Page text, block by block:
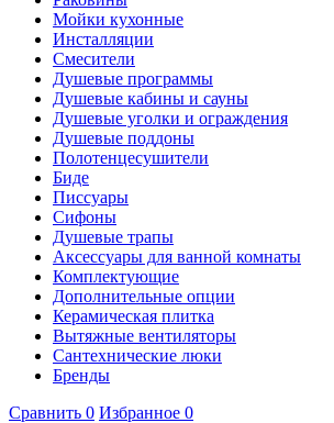
Мойки кухонные
Инсталляции
Смесители
Душевые программы
Душевые кабины и сауны
Душевые уголки и ограждения
Душевые поддоны
Полотенцесушители
Биде
Писсуары
Сифоны
Душевые трапы
Аксессуары для ванной комнаты
Комплектующие
Дополнительные опции
Керамическая плитка
Вытяжные вентиляторы
Сантехнические люки
Бренды
Сравнить 0 Избранное 0